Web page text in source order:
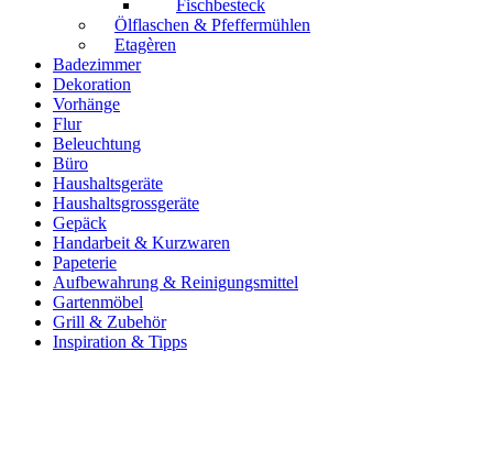
Fischbesteck
Ölflaschen & Pfeffermühlen
Etagèren
Badezimmer
Dekoration
Vorhänge
Flur
Beleuchtung
Büro
Haushaltsgeräte
Haushaltsgrossgeräte
Gepäck
Handarbeit & Kurzwaren
Papeterie
Aufbewahrung & Reinigungsmittel
Gartenmöbel
Grill & Zubehör
Inspiration & Tipps